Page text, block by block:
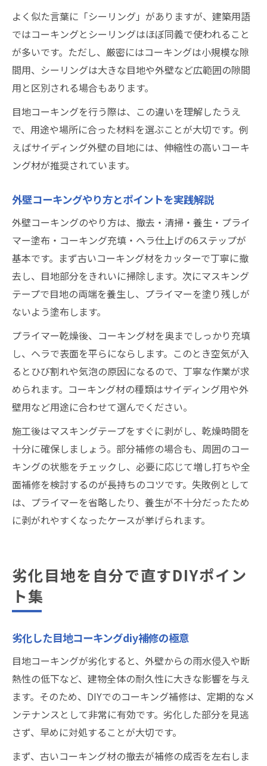
よく似た言葉に「シーリング」がありますが、建築用語
ではコーキングとシーリングはほぼ同義で使われること
が多いです。ただし、厳密にはコーキングは小規模な隙
間用、シーリングは大きな目地や外壁など広範囲の隙間
用と区別される場合もあります。
目地コーキングを行う際は、この違いを理解したうえ
で、用途や場所に合った材料を選ぶことが大切です。例
えばサイディング外壁の目地には、伸縮性の高いコーキ
ング材が推奨されています。
外壁コーキングやり方とポイントを実践解説
外壁コーキングのやり方は、撤去・清掃・養生・プライ
マー塗布・コーキング充填・ヘラ仕上げの6ステップが
基本です。まず古いコーキング材をカッターで丁寧に撤
去し、目地部分をきれいに掃除します。次にマスキング
テープで目地の両端を養生し、プライマーを塗り残しが
ないよう塗布します。
プライマー乾燥後、コーキング材を奥までしっかり充填
し、ヘラで表面を平らにならします。このとき空気が入
るとひび割れや気泡の原因になるので、丁寧な作業が求
められます。コーキング材の種類はサイディング用や外
壁用など用途に合わせて選んでください。
施工後はマスキングテープをすぐに剥がし、乾燥時間を
十分に確保しましょう。部分補修の場合も、周囲のコー
キングの状態をチェックし、必要に応じて増し打ちや全
面補修を検討するのが長持ちのコツです。失敗例として
は、プライマーを省略したり、養生が不十分だったため
に剥がれやすくなったケースが挙げられます。
劣化目地を自分で直すDIYポイン
ト集
劣化した目地コーキングdiy補修の極意
目地コーキングが劣化すると、外壁からの雨水侵入や断
熱性の低下など、建物全体の耐久性に大きな影響を与え
ます。そのため、DIYでのコーキング補修は、定期的なメ
ンテナンスとして非常に有効です。劣化した部分を見逃
さず、早めに対処することが大切です。
まず、古いコーキング材の撤去が補修の成否を左右しま